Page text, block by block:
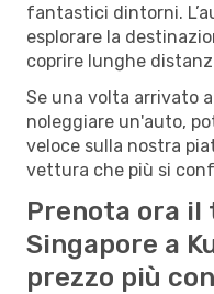
fantastici dintorni.
esplorare la
coprire lunghe
Se una volta arrivato
noleggiare un'auto,
veloce sulla nostra
vettura che più si
Prenota ora il
Singapore a
prezzo più